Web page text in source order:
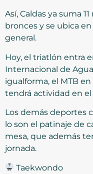
Así, Caldas ya suma
bronces y se ubica
general.
Hoy, el triatlón entra
Internacional de
igualforma, el MTB
tendrá actividad en
Los demás deportes
lo son el patinaje de
mesa, que además
jornada.
Taekwondo